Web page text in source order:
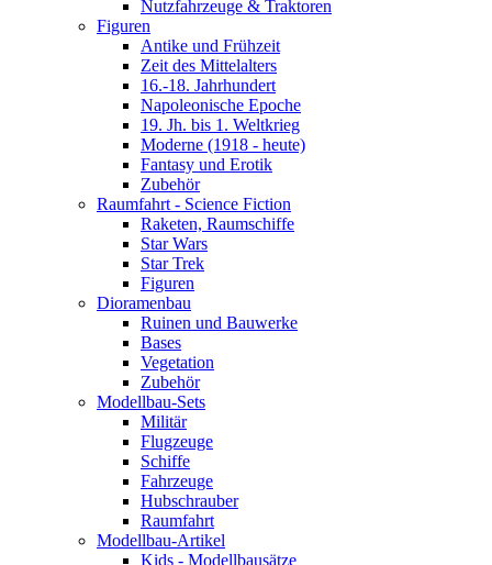
Nutzfahrzeuge & Traktoren
Figuren
Antike und Frühzeit
Zeit des Mittelalters
16.-18. Jahrhundert
Napoleonische Epoche
19. Jh. bis 1. Weltkrieg
Moderne (1918 - heute)
Fantasy und Erotik
Zubehör
Raumfahrt - Science Fiction
Raketen, Raumschiffe
Star Wars
Star Trek
Figuren
Dioramenbau
Ruinen und Bauwerke
Bases
Vegetation
Zubehör
Modellbau-Sets
Militär
Flugzeuge
Schiffe
Fahrzeuge
Hubschrauber
Raumfahrt
Modellbau-Artikel
Kids - Modellbausätze